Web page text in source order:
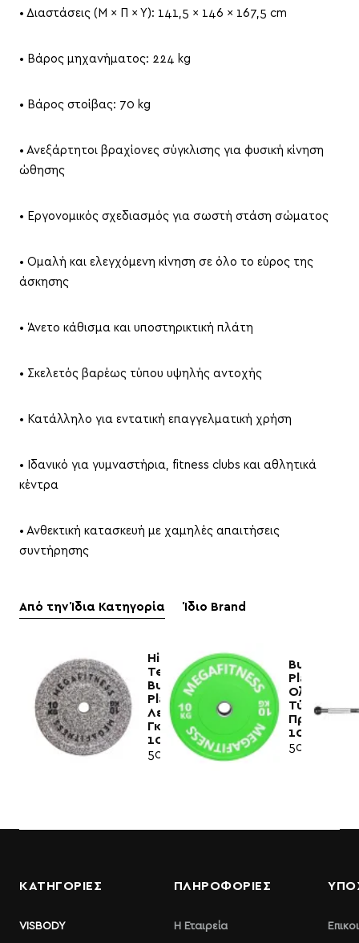
• Διαστάσεις (Μ × Π × Υ): 141,5 × 146 × 167,5 cm
• Βάρος μηχανήματος: 224 kg
• Βάρος στοίβας: 70 kg
• Ανεξάρτητοι βραχίονες σύγκλισης για φυσική κίνηση
ώθησης
• Εργονομικός σχεδιασμός για σωστή στάση σώματος
• Ομαλή και ελεγχόμενη κίνηση σε όλο το εύρος της
άσκησης
• Άνετο κάθισμα και υποστηρικτική πλάτη
• Σκελετός βαρέως τύπου υψηλής αντοχής
• Κατάλληλο για εντατική επαγγελματική χρήση
• Ιδανικό για γυμναστήρια, fitness clubs και αθλητικά
κέντρα
• Ανθεκτική κατασκευή με χαμηλές απαιτήσεις
συντήρησης
Από την Ίδια Κατηγορία Ίδιο Brand
Hi
Temp
Bumper
Plate
Λευκό-
Γκρί
10kg|Megafitness
50,00€
Bumper
Plate
Τύπου
Πράσινο
50,50€
ΚΑΤΗΓΟΡΙΕΣ
VISBODY
ΠΛΗΡΟΦΟΡΊΕΣ
Η Εταιρεία